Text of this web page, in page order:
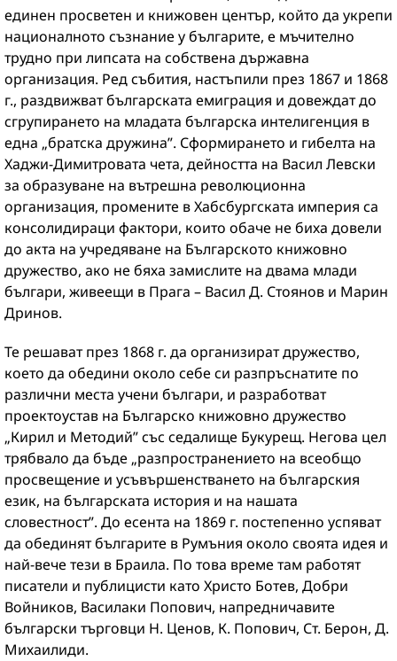
единен просветен и книжовен център, който да укрепи
националното съзнание у българите, е мъчително
трудно при липсата на собствена държавна
организация. Ред събития, настъпили през 1867 и 1868
г., раздвижват българската емиграция и довеждат до
сгрупирането на младата българска интелигенция в
една „братска дружина”. Сформирането и гибелта на
Хаджи-Димитровата чета, дейността на Васил Левски
за образуване на вътрешна революционна
организация, промените в Хабсбургската империя са
консолидираци фактори, които обаче не биха довели
до акта на учредяване на Българското книжовно
дружество, ако не бяха замислите на двама млади
българи, живеещи в Прага – Васил Д. Стоянов и Марин
Дринов.
Те решават през 1868 г. да организират дружество,
което да обедини около себе си разпръснатите по
различни места учени българи, и разработват
проектоустав на Българско книжовно дружество
„Кирил и Методий” със седалище Букурещ. Негова цел
трябвало да бъде „разпространението на всеобщо
просвещение и усъвършенстването на българския
език, на българската история и на нашата
словестност”. До есента на 1869 г. постепенно успяват
да обединят българите в Румъния около своята идея и
най-вече тези в Браила. По това време там работят
писатели и публицисти като Христо Ботев, Добри
Войников, Василаки Попович, напредничавите
български търговци Н. Ценов, К. Попович, Ст. Берон, Д.
Михаилиди.